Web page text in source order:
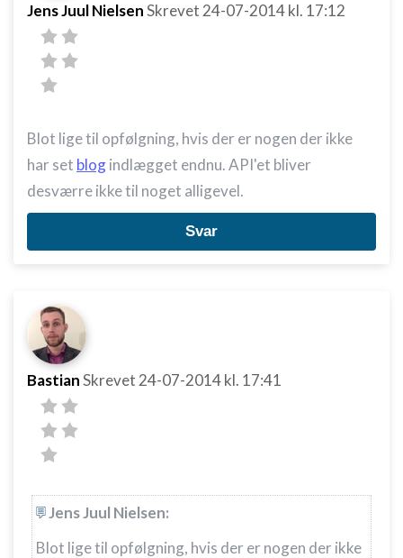
Jens Juul NielsenSkrevet 24-07-2014kl. 17:12
Blot lige til opfølgning, hvis der er nogen der ikke
har set blogindlægget endnu. API'et bliver
desværre ikke til noget alligevel.
Svar
BastianSkrevet 24-07-2014kl. 17:41
Jens Juul Nielsen:
Blot lige til opfølgning, hvis der er nogen der ikke